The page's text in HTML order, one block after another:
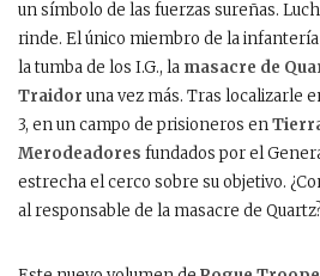
un símbolo de las fuerzas sureñas.
rinde. El único miembro de la
la tumba de los I.G., la masacre de
Traidor una vez más. Tras localizarle
3, en un campo de prisioneros en
Merodeadores fundados por el
estrecha el cerco sobre su objetivo.
al responsable de la masacre de